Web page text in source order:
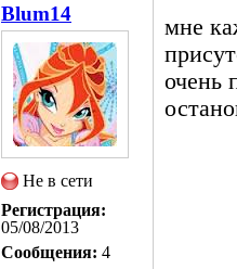
Blum14
Не в сети
Регистрация:
05/08/2013
Сообщения: 4
мне
очень